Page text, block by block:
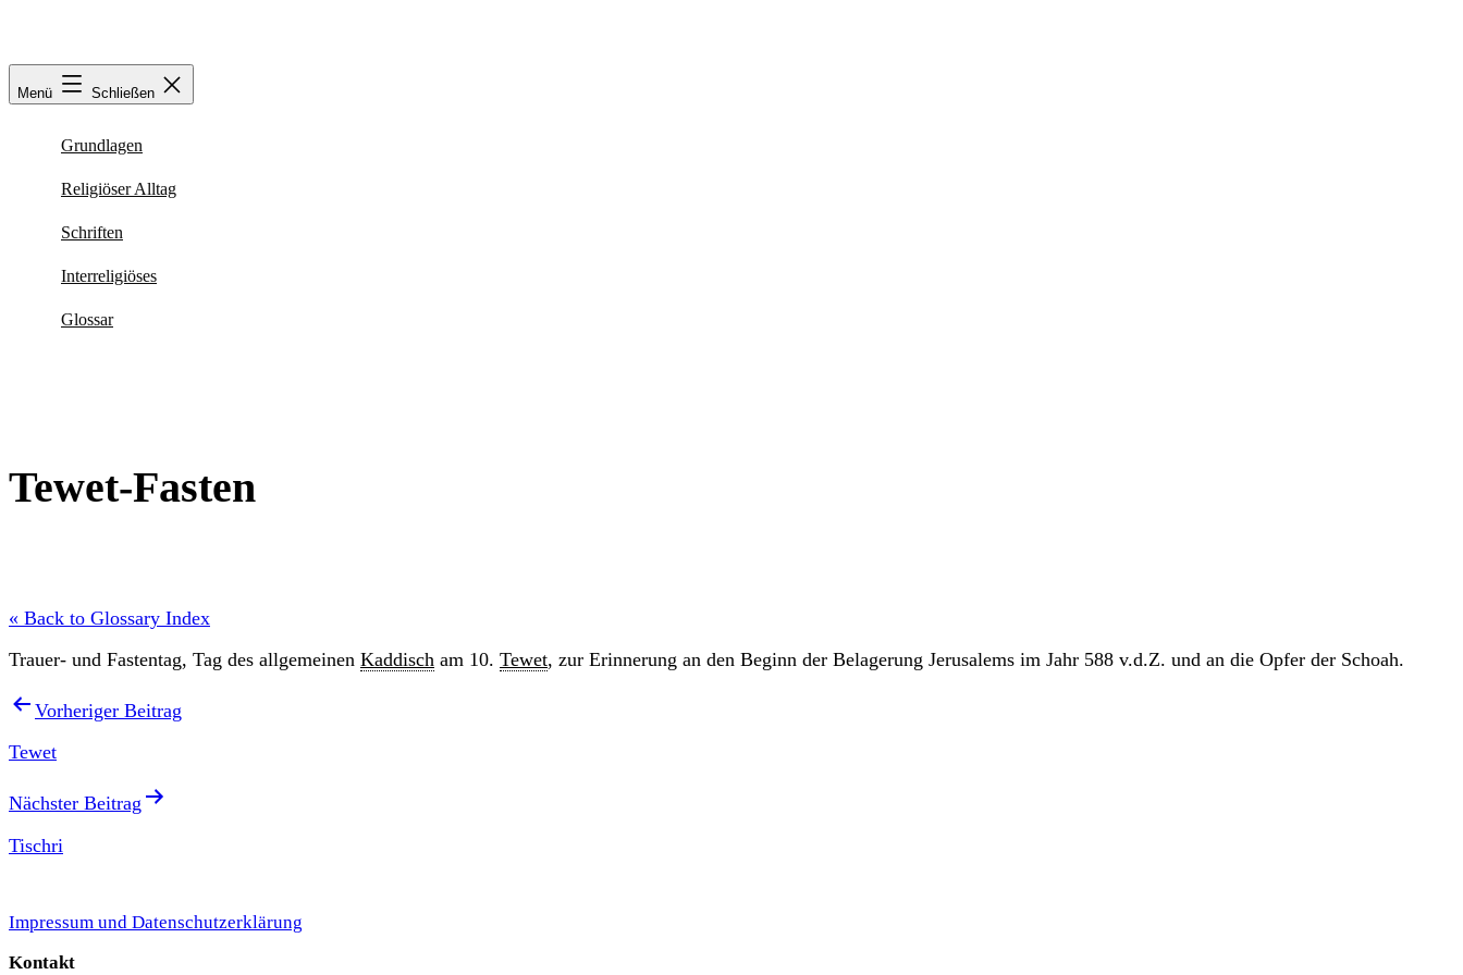
springen
Menü Schließen
Grundlagen
Religiöser Alltag
Schriften
Interreligiöses
Glossar
Tewet-Fasten
« Back to Glossary Index
Trauer- und Fastentag, Tag des allgemeinen Kaddisch am 10. Tewet, zur Erinnerung an den Beginn der Belagerung Jerusalems im Jahr 588 v.d.Z. und an die Opfer der Schoah.
Beitragsnavigation
Vorheriger Beitrag
Tewet
Nächster Beitrag
Tischri
Impressum und Datenschutzerklärung
Kontakt